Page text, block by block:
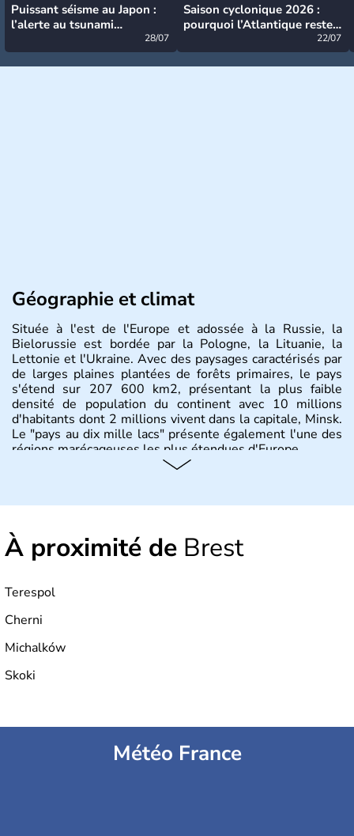
Puissant séisme au Japon :
l’alerte au tsunami
28/07
Saison cyclonique 2026 :
pourquoi l’Atlantique reste
22/07
Géographie et climat
Située à l'est de l'Europe et adossée à la Russie, la
Bielorussie est bordée par la Pologne, la Lituanie, la
Lettonie et l'Ukraine. Avec des paysages caractérisés par
de larges plaines plantées de forêts primaires, le pays
s'étend sur 207 600 km2, présentant la plus faible
densité de population du continent avec 10 millions
d'habitants dont 2 millions vivent dans la capitale, Minsk.
Le "pays au dix mille lacs" présente également l'une des
régions marécageuses les plus étendues d'Europe.
L'histoire de la Biélorussie correspond à la naissance des
développement de principautés locales comme Pinsk ou
Slutsk qui concurrençaient Kiev en Ukraine. Ancienne
indépendante depuis 1990.
À proximité de Brest
Terespol
Cherni
Michalków
Skoki
Météo France